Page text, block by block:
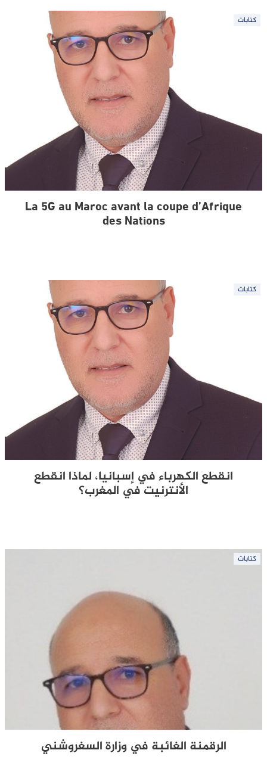
كتابات
La 5G au Maroc avant la coupe d’Afrique
des Nations
كتابات
انقطع الكهرباء في إسبانيا، لماذا انقطع
الأنترنيت في المغرب؟
كتابات
الرقمنة الغائبة في وزارة السغروشني